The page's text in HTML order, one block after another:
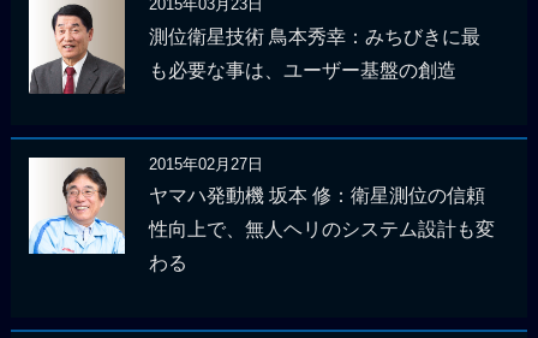
2015年03月23日
測位衛星技術 鳥本秀幸：みちびきに最
も必要な事は、ユーザー基盤の創造
2015年02月27日
ヤマハ発動機 坂本 修：衛星測位の信頼
性向上で、無人ヘリのシステム設計も変
わる